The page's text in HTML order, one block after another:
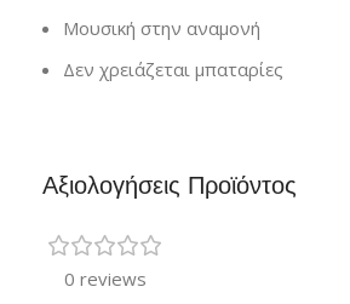
Μουσική στην αναμονή
Δεν χρειάζεται μπαταρίες
Αξιολογήσεις Προϊόντος
0 reviews